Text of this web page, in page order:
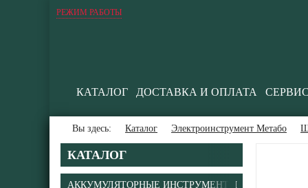
РЕЖИМ РАБОТЫ
КАТАЛОГ ДОСТАВКА И ОПЛАТА СЕРВИС
Вы здесь: Каталог Электроинструмент Метабо
КАТАЛОГ
АККУМУЛЯТОРНЫЕ ИНСТРУМЕНТЫ